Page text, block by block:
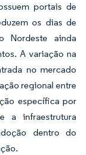
portais de
os dias de
Nordeste ainda
A variação na
no mercado
regional entre
específica por
a infraestrutura
dentro do